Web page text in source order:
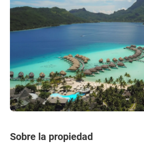
Sobre la propiedad